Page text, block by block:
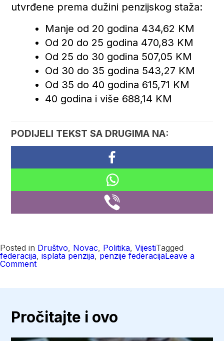
utvrđene prema dužini penzijskog staža:
Manje od 20 godina 434,62 KM
Od 20 do 25 godina 470,83 KM
Od 25 do 30 godina 507,05 KM
Od 30 do 35 godina 543,27 KM
Od 35 do 40 godina 615,71 KM
40 godina i više 688,14 KM
PODIJELI TEKST SA DRUGIMA NA:
Posted in Društvo, Novac, Politika, VijestiTagged
federacija, isplata penzija,penzije federacijaLeave a
Commenton
FBiH,
osigurano
miliona
Pročitajte i ovo